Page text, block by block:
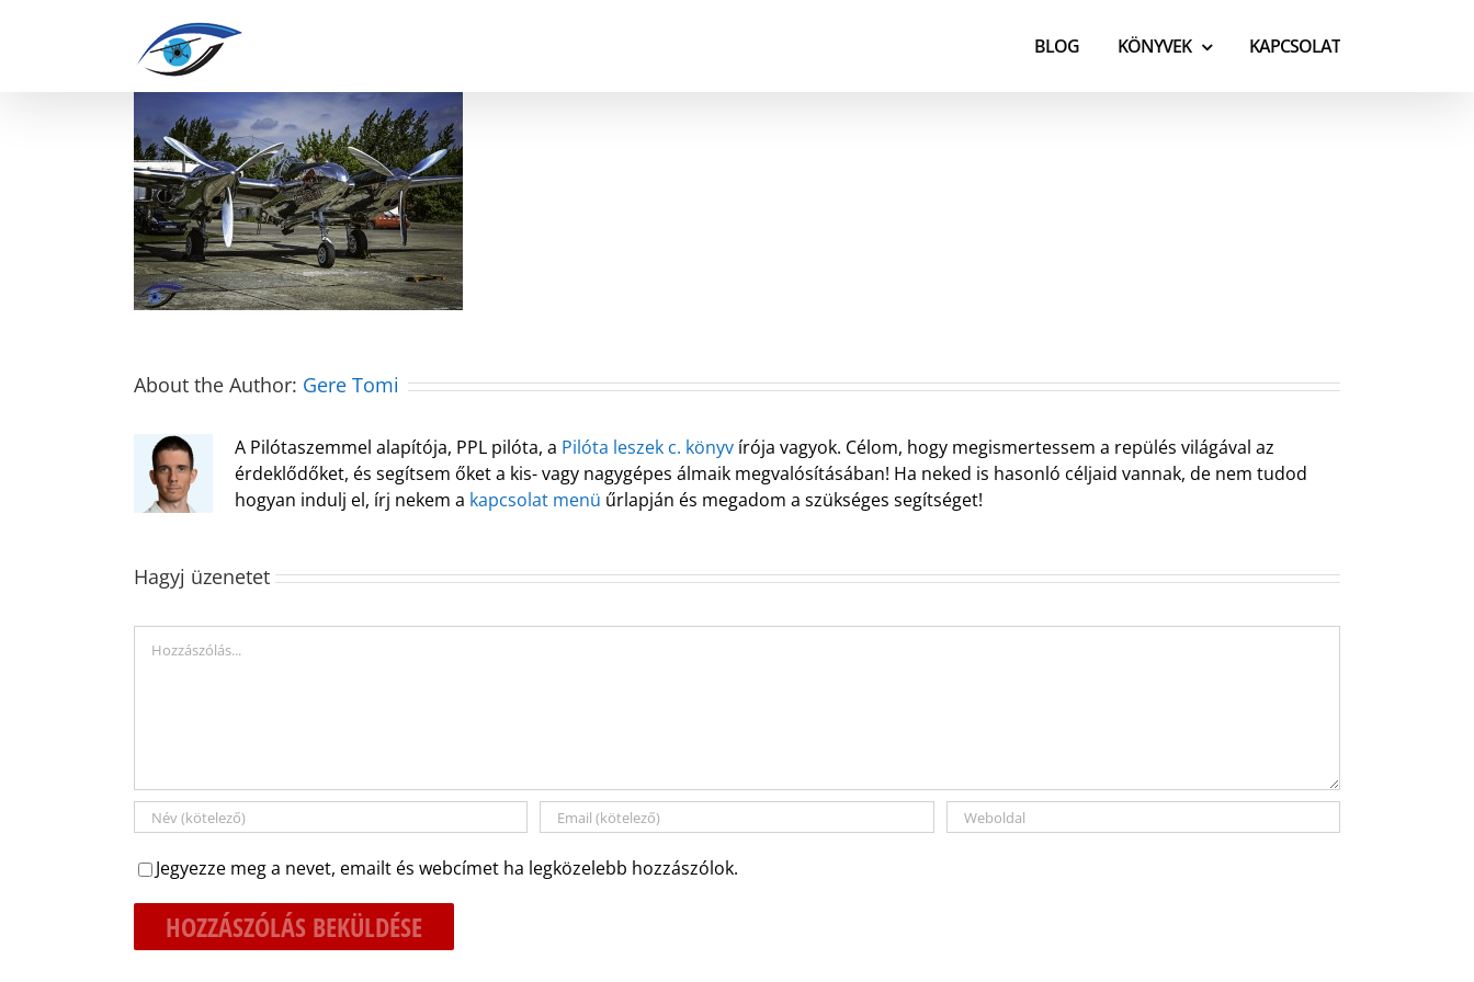
BLOG
KÖNYVEK KAPCSOLAT
About the Author: Gere Tomi
A Pilótaszemmel alapítója, PPL pilóta, a Pilóta leszek c. könyv írója vagyok. Célom, hogy megismertessem a repülés világával az
érdeklődőket, és segítsem őket a kis- vagy nagygépes álmaik megvalósításában! Ha neked is hasonló céljaid vannak, de nem tudod
hogyan indulj el, írj nekem a kapcsolat menü űrlapján és megadom a szükséges segítséget!
Hagyj üzenetet
Jegyezze meg a nevet, emailt és webcímet ha legközelebb hozzászólok.